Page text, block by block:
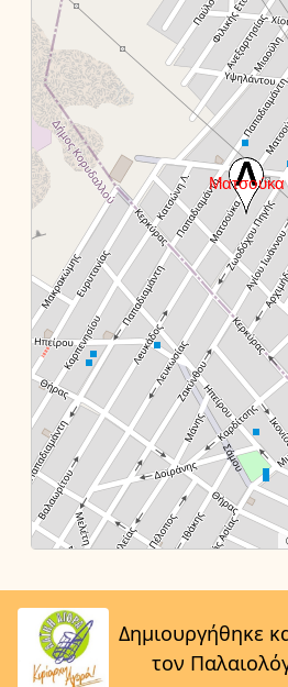
Δημιουργήθηκε
τον